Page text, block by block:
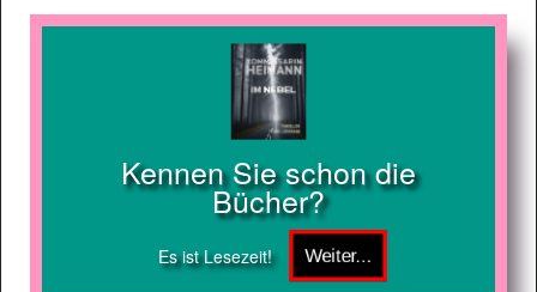
Kennen Sie schon die
Bücher?
Es ist Lesezeit!